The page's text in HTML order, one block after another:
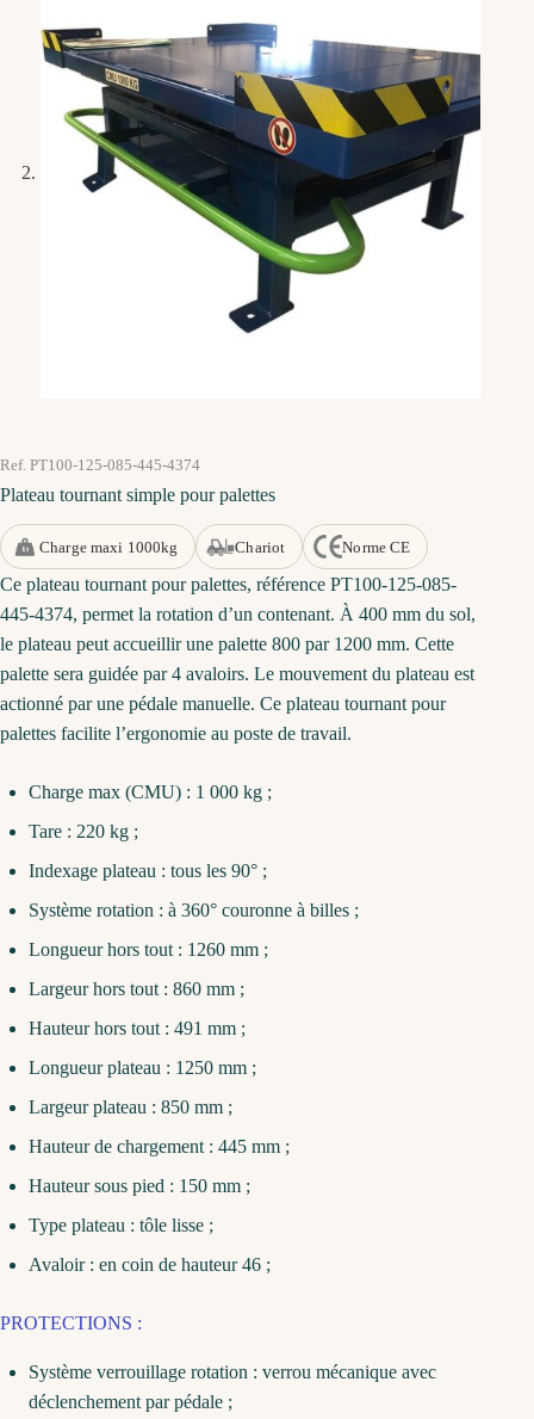
Ref. PT100-125-085-445-4374
Plateau tournant simple pour palettes
Charge maxi 1000kg Chariot Norme CE
Ce plateau tournant pour palettes, référence PT100-125-085-
445-4374, permet la rotation d’un contenant. À 400 mm du sol,
le plateau peut accueillir une palette 800 par 1200 mm. Cette
palette sera guidée par 4 avaloirs. Le mouvement du plateau est
actionné par une pédale manuelle. Ce plateau tournant pour
palettes facilite l’ergonomie au poste de travail.
Charge max (CMU) : 1 000 kg ;
Tare : 220 kg ;
Indexage plateau : tous les 90° ;
Système rotation : à 360° couronne à billes ;
Longueur hors tout : 1260 mm ;
Largeur hors tout : 860 mm ;
Hauteur hors tout : 491 mm ;
Longueur plateau : 1250 mm ;
Largeur plateau : 850 mm ;
Hauteur de chargement : 445 mm ;
Hauteur sous pied : 150 mm ;
Type plateau : tôle lisse ;
Avaloir : en coin de hauteur 46 ;
PROTECTIONS :
Système verrouillage rotation : verrou mécanique avec
déclenchement par pédale ;